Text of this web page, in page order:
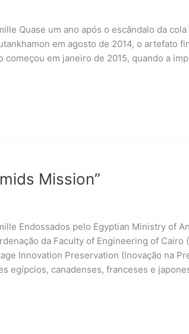
Quase um ano após o escândalo da
em agosto de 2014, o artefato
começou em janeiro de 2015, quando a
Mission”
Endossados pelo Egyptian Ministry of
da Faculty of Engineering of Cairo
Innovation Preservation (Inovação na
egípcios, canadenses, franceses e